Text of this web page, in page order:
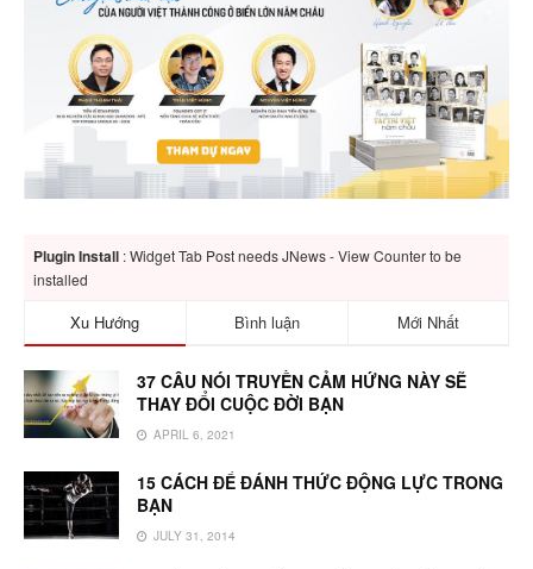
Plugin Install : Widget Tab Post needs JNews - View Counter to be
installed
Xu Hướng Bình luận Mới Nhất
37 CÂU NÓI TRUYỀN CẢM HỨNG NÀY SẼ
THAY ĐỔI CUỘC ĐỜI BẠN
APRIL 6, 2021
15 CÁCH ĐỂ ĐÁNH THỨC ĐỘNG LỰC TRONG
BẠN
JULY 31, 2014